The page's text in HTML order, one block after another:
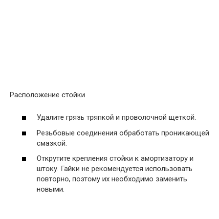
Расположение стойки
Удалите грязь тряпкой и проволочной щеткой.
Резьбовые соединения обработать проникающей
смазкой.
Открутите крепления стойки к амортизатору и
штоку. Гайки не рекомендуется использовать
повторно, поэтому их необходимо заменить
новыми.